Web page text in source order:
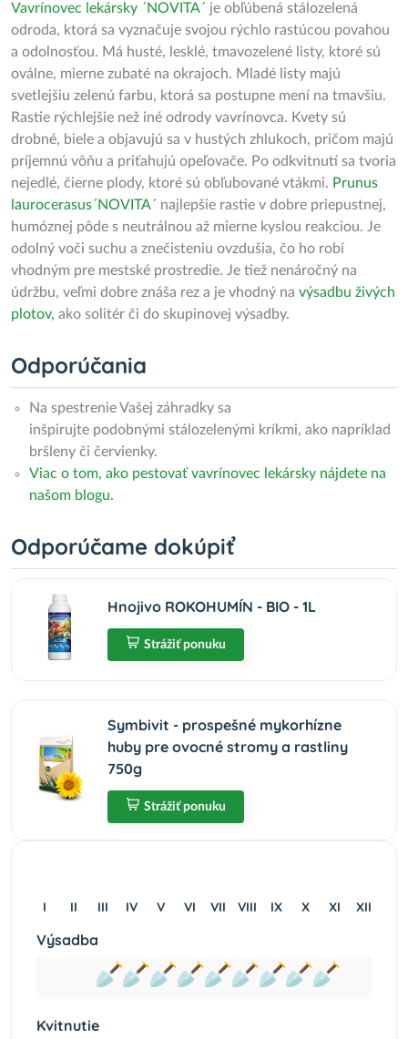
Vavrínovec lekársky ´NOVITA´ je obľúbená stálozelená
odroda, ktorá sa vyznačuje svojou rýchlo rastúcou povahou
a odolnosťou. Má husté, lesklé, tmavozelené listy, ktoré sú
oválne, mierne zubaté na okrajoch. Mladé listy majú
svetlejšiu zelenú farbu, ktorá sa postupne mení na tmavšiu.
Rastie rýchlejšie než iné odrody vavrínovca. Kvety sú
drobné, biele a objavujú sa v hustých zhlukoch, pričom majú
príjemnú vôňu a priťahujú opeľovače. Po odkvitnutí sa tvoria
nejedlé, čierne plody, ktoré sú obľubované vtákmi. Prunus
laurocerasus´NOVITA´ najlepšie rastie v dobre priepustnej,
humóznej pôde s neutrálnou až mierne kyslou reakciou. Je
odolný voči suchu a znečisteniu ovzdušia, čo ho robí
vhodným pre mestské prostredie. Je tiež nenáročný na
údržbu, veľmi dobre znáša rez a je vhodný na výsadbu živých
plotov, ako solitér či do skupinovej výsadby.
Odporúčania
Na spestrenie Vašej záhradky sa
inšpirujte podobnými stálozelenými kríkmi, ako napríklad
bršleny či červienky.
Viac o tom, ako pestovať vavrínovec lekársky nájdete na
našom blogu.
Odporúčame dokúpiť
Hnojivo ROKOHUMÍN - BIO - 1L
Strážiť ponuku
Symbivit - prospešné mykorhízne
huby pre ovocné stromy a rastliny
750g
Strážiť ponuku
I II III IV V VI VII VIII IX X XI XII
Výsadba
Kvitnutie